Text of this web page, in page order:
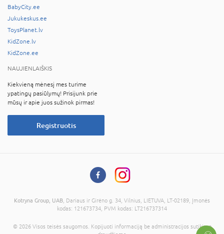
BabyCity.ee
Jukukeskus.ee
ToysPlanet.lv
KidZone.lv
KidZone.ee
NAUJIENLAIŠKIS
Kiekvieną mėnesį mes turime
ypatingų pasiūlymų! Prisijunk prie
mūsų ir apie juos sužinok pirmas!
Registruotis
Kotryna Group, UAB , Dariaus ir Girėno g. 34, Vilnius, LIETUVA, LT-02189, Įmonės
kodas: 121673734, PVM kodas: LT216737314
© 2026 Visos teisės saugomos. Kopijuoti informaciją be administracijos sutikimo